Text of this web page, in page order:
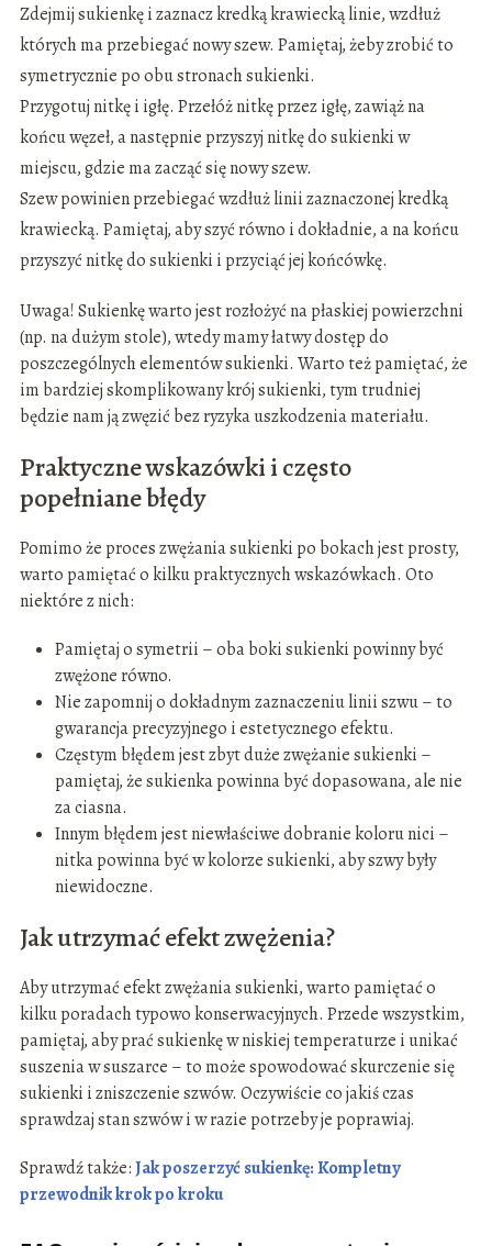
Zdejmij sukienkę i zaznacz kredką krawiecką linie, wzdłuż
których ma przebiegać nowy szew. Pamiętaj, żeby zrobić to
symetrycznie po obu stronach sukienki.
Przygotuj nitkę i igłę. Przełóż nitkę przez igłę, zawiąż na
końcu węzeł, a następnie przyszyj nitkę do sukienki w
miejscu, gdzie ma zacząć się nowy szew.
Szew powinien przebiegać wzdłuż linii zaznaczonej kredką
krawiecką. Pamiętaj, aby szyć równo i dokładnie, a na końcu
przyszyć nitkę do sukienki i przyciąć jej końcówkę.
Uwaga! Sukienkę warto jest rozłożyć na płaskiej powierzchni
(np. na dużym stole), wtedy mamy łatwy dostęp do
poszczególnych elementów sukienki. Warto też pamiętać, że
im bardziej skomplikowany krój sukienki, tym trudniej
będzie nam ją zwęzić bez ryzyka uszkodzenia materiału.
Praktyczne wskazówki i często
popełniane błędy
Pomimo że proces zwężania sukienki po bokach jest prosty,
warto pamiętać o kilku praktycznych wskazówkach. Oto
niektóre z nich:
Pamiętaj o symetrii – oba boki sukienki powinny być
zwężone równo.
Nie zapomnij o dokładnym zaznaczeniu linii szwu – to
gwarancja precyzyjnego i estetycznego efektu.
Częstym błędem jest zbyt duże zwężanie sukienki –
pamiętaj, że sukienka powinna być dopasowana, ale nie
za ciasna.
Innym błędem jest niewłaściwe dobranie koloru nici –
nitka powinna być w kolorze sukienki, aby szwy były
niewidoczne.
Jak utrzymać efekt zwężenia?
Aby utrzymać efekt zwężania sukienki, warto pamiętać o
kilku poradach typowo konserwacyjnych. Przede wszystkim,
pamiętaj, aby prać sukienkę w niskiej temperaturze i unikać
suszenia w suszarce – to może spowodować skurczenie się
sukienki i zniszczenie szwów. Oczywiście co jakiś czas
sprawdzaj stan szwów i w razie potrzeby je poprawiaj.
Sprawdź także:Jak poszerzyć sukienkę: Kompletny
przewodnik krok po kroku